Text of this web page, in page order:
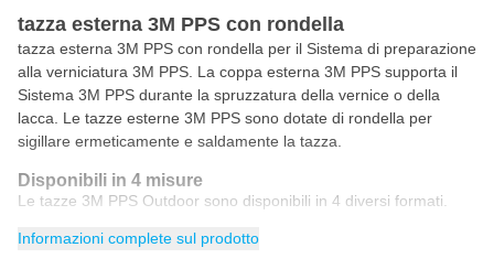
tazza esterna 3M PPS con rondella
tazza esterna 3M PPS con rondella per il Sistema di preparazione
alla verniciatura 3M PPS. La coppa esterna 3M PPS supporta il
Sistema 3M PPS durante la spruzzatura della vernice o della
lacca. Le tazze esterne 3M PPS sono dotate di rondella per
sigillare ermeticamente e saldamente la tazza.
Disponibili in 4 misure
Le tazze 3M PPS Outdoor sono disponibili in 4 diversi formati.
Grande 850 ml(3M16023) - al pezzo
Informazioni complete sul prodotto